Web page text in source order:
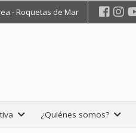
- Roquetas de Mar
¿Quiénes somos?